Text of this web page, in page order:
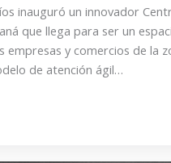
inauguró un innovador
que llega para ser un
empresas y comercios de la
de atención ágil…